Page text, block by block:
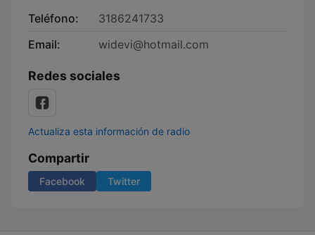
Teléfono:
3186241733
Email:
widevi@hotmail.com
Redes sociales
Actualiza esta información de radio
Compartir
Facebook Twitter